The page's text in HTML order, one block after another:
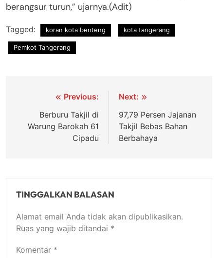
berangsur turun,” ujarnya.(Adit)
Tagged: koran kota benteng kota tangerang
Pemkot Tangerang
Navigasi Previous:
Berburu Takjil di
Warung Barokah 61
Cipadu
Next:
97,79 Persen Jajanan
Takjil Bebas Bahan
Berbahaya
TINGGALKAN BALASAN
Alamat email Anda tidak akan dipublikasikan.
Ruas yang wajib ditandai *
Komentar *